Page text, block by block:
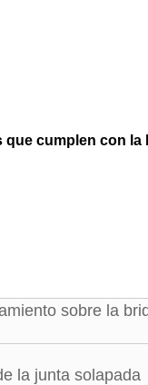
que cumplen con
sobre la
la junta solapada